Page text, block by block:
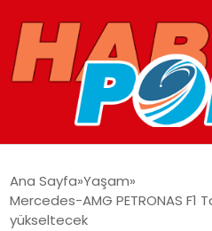
GUNCEL
Ana Sayfa Yaşam
Mercedes-AMG PETRONAS F1
yükseltecek